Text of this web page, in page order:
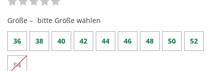
Größe – bitte Größe wählen
36 38 40 42 44 46 48 50 52
54